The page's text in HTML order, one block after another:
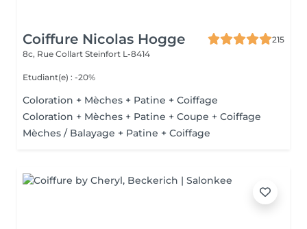
Coiffure Nicolas Hogge
215
8c, Rue Collart Steinfort L-8414
Etudiant(e) : -20%
Coloration + Mèches + Patine + Coiffage
Coloration + Mèches + Patine + Coupe + Coiffage
Mèches / Balayage + Patine + Coiffage